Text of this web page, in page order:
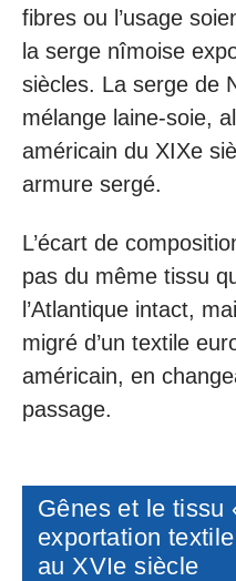
fibres ou l’usage
la serge nîmoise
siècles. La serge de
mélange laine-soie,
américain du XIXe
armure sergé.
L’écart de
pas du même tissu
l’Atlantique intact,
migré d’un textile
américain, en
passage.
Gênes et le tissu
exportation
au XVIe siècle